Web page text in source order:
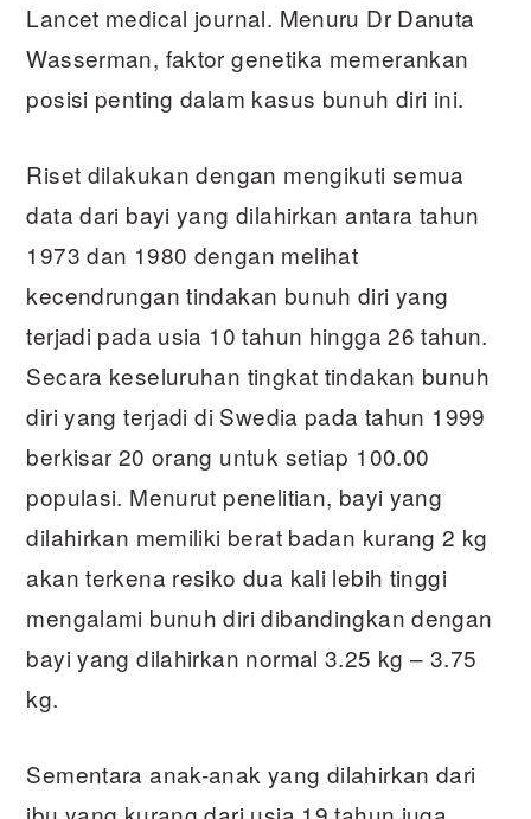
Lancet medical journal. Menuru Dr Danuta
Wasserman, faktor genetika memerankan
posisi penting dalam kasus bunuh diri ini.
Riset dilakukan dengan mengikuti semua
data dari bayi yang dilahirkan antara tahun
1973 dan 1980 dengan melihat
kecendrungan tindakan bunuh diri yang
terjadi pada usia 10 tahun hingga 26 tahun.
Secara keseluruhan tingkat tindakan bunuh
diri yang terjadi di Swedia pada tahun 1999
berkisar 20 orang untuk setiap 100.00
populasi. Menurut penelitian, bayi yang
dilahirkan memiliki berat badan kurang 2 kg
akan terkena resiko dua kali lebih tinggi
mengalami bunuh diri dibandingkan dengan
bayi yang dilahirkan normal 3.25 kg – 3.75
kg.
Sementara anak-anak yang dilahirkan dari